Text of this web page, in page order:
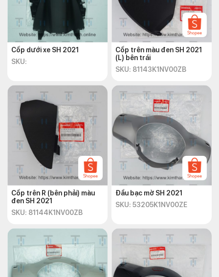
Cốp dưới xe SH 2021
SKU:
Cốp trên màu đen SH 2021
(L) bên trái
SKU: 81143K1NV00ZB
Cốp trên R (bên phải) màu
đen SH 2021
SKU: 81144K1NV00ZB
Đầu bạc mờ SH 2021
SKU: 53205K1NV00ZE